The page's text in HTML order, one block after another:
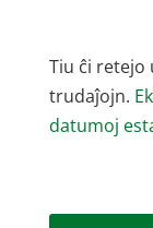
Tiu ĉi retejo
trudaĵojn.
datumoj